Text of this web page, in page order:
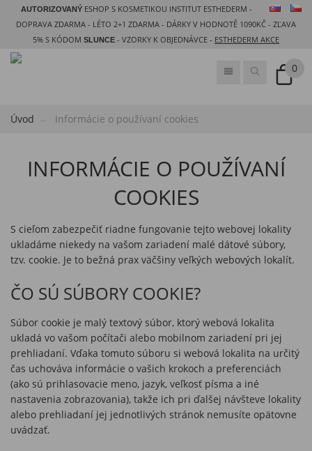
AUTORIZOVANÝ ESHOP S KOSMETIKOU INSTITUT ESTHEDERM -
DOPRAVA ZDARMA - LÉTO 2+1 ZDARMA - DÁRKY V HODNOTĚ 1090KČ - ZĽAVA
5% S KÓDOM SLUNCE - VZORKY K OBJEDNÁVCE - ESTHEDERM AKCE
0
Úvod Informácie o používaní cookies
INFORMÁCIE O POUŽÍVANÍ
COOKIES
S cieľom zabezpečiť riadne fungovanie tejto webovej lokality
ukladáme niekedy na vašom zariadení malé dátové súbory,
tzv. cookie. Je to bežná prax väčšiny veľkých webových lokalít.
ČO SÚ SÚBORY COOKIE?
Súbor cookie je malý textový súbor, ktorý webová lokalita
ukladá vo vašom počítači alebo mobilnom zariadení pri jej
prehliadaní. Vďaka tomuto súboru si webová lokalita na určitý
čas uchováva informácie o vašich krokoch a preferenciách
(ako sú prihlasovacie meno, jazyk, veľkosť písma a iné
nastavenia zobrazovania), takže ich pri ďalšej návšteve lokality
alebo prehliadaní jej jednotlivých stránok nemusíte opätovne
uvádzať.